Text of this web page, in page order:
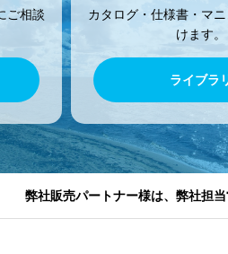
ご相談
カタログ・仕様書・マ
けます。
ライブラ
弊社販売パートナー様は、弊社担当